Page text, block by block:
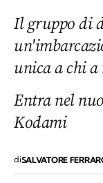
Il gruppo di
unica a chi a
Entra nel
Kodami
diSALVATORE